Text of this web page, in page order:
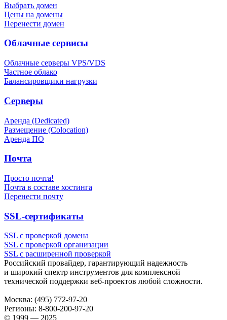
Выбрать домен
Цены на домены
Перенести домен
Облачные сервисы
Облачные серверы VPS/VDS
Частное облако
Балансировщики нагрузки
Серверы
Аренда (Dedicated)
Размещение (Colocation)
Аренда ПО
Почта
Просто почта!
Почта в составе хостинга
Перенести почту
SSL-сертификаты
SSL с проверкой домена
SSL с проверкой организации
SSL с расширенной проверкой
Российский провайдер, гарантирующий надежность
и широкий спектр инструментов для комплексной
технической поддержки веб-проектов любой сложности.
Москва: (495) 772-97-20
Регионы: 8-800-200-97-20
© 1999 — 2025